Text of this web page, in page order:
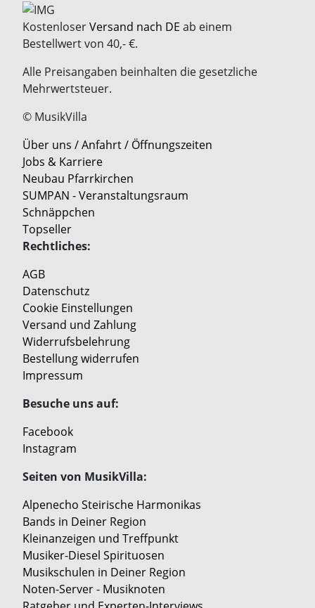
KostenloserVersand nach DE ab einem
Bestellwert von 40,- €.
Alle Preisangaben beinhalten die gesetzliche
Mehrwertsteuer.
© MusikVilla
Über uns / Anfahrt / Öffnungszeiten
Jobs & Karriere
Neubau Pfarrkirchen
SUMPAN - Veranstaltungsraum
Schnäppchen
Topseller
Rechtliches:
AGB
Datenschutz
Cookie Einstellungen
Versand und Zahlung
Widerrufsbelehrung
Bestellung widerrufen
Impressum
Besuche uns auf:
Facebook
Instagram
Seiten von MusikVilla:
Alpenecho Steirische Harmonikas
Bands in Deiner Region
Kleinanzeigen und Treffpunkt
Musiker-Diesel Spirituosen
Musikschulen in Deiner Region
Noten-Server - Musiknoten